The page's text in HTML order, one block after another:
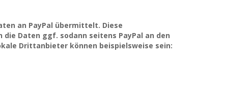
an PayPal übermittelt. Diese
Daten ggf. sodann seitens PayPal an den
Drittanbieter können beispielsweise sein: